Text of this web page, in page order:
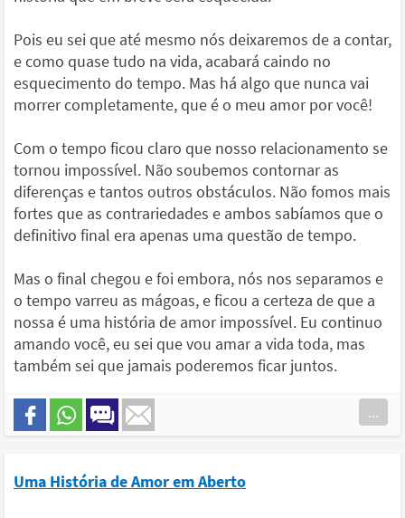
Pois eu sei que até mesmo nós deixaremos de a contar,
e como quase tudo na vida, acabará caindo no
esquecimento do tempo. Mas há algo que nunca vai
morrer completamente, que é o meu amor por você!
Com o tempo ficou claro que nosso relacionamento se
tornou impossível. Não soubemos contornar as
diferenças e tantos outros obstáculos. Não fomos mais
fortes que as contrariedades e ambos sabíamos que o
definitivo final era apenas uma questão de tempo.
Mas o final chegou e foi embora, nós nos separamos e
o tempo varreu as mágoas, e ficou a certeza de que a
nossa é uma história de amor impossível. Eu continuo
amando você, eu sei que vou amar a vida toda, mas
também sei que jamais poderemos ficar juntos.
...
Uma História de Amor em Aberto